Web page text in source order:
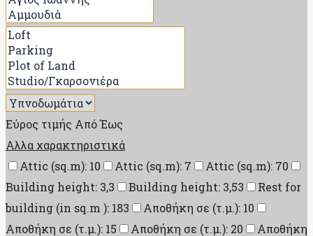
Εύρος τιμής ΑπόΈως
Αλλα χαρακτηριστικά
Attic (sq.m): 10
Attic (sq.m): 7
Attic (sq.m): 70
Building height: 3,3
Building height: 3,53
Rest for
building (in sq.m ): 183
Αποθήκη σε (τ.μ.): 10
Αποθήκη σε (τ.μ.): 15
Αποθήκη σε (τ.μ.): 20
Αποθήκη